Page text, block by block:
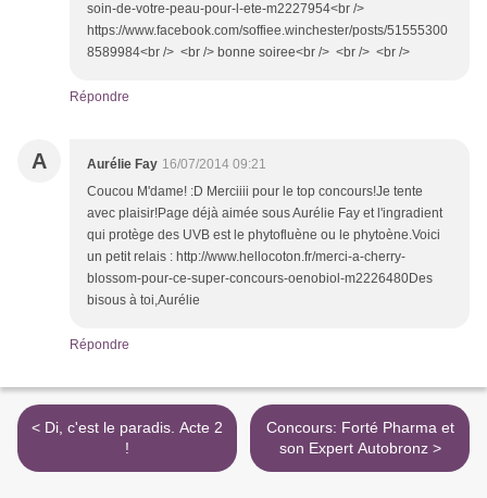
soin-de-votre-peau-pour-l-ete-m2227954<br />
https://www.facebook.com/soffiee.winchester/posts/51555300
8589984<br /> <br /> bonne soiree<br /> <br /> <br />
Répondre
A Aurélie Fay 16/07/2014 09:21
Coucou M'dame! :D Merciiii pour le top concours!Je tente
avec plaisir!Page déjà aimée sous Aurélie Fay et l'ingradient
qui protège des UVB est le phytofluène ou le phytoène.Voici
un petit relais : http://www.hellocoton.fr/merci-a-cherry-
blossom-pour-ce-super-concours-oenobiol-m2226480Des
bisous à toi,Aurélie
Répondre
< Di, c'est le paradis. Acte 2
!
Concours: Forté Pharma et
son Expert Autobronz >